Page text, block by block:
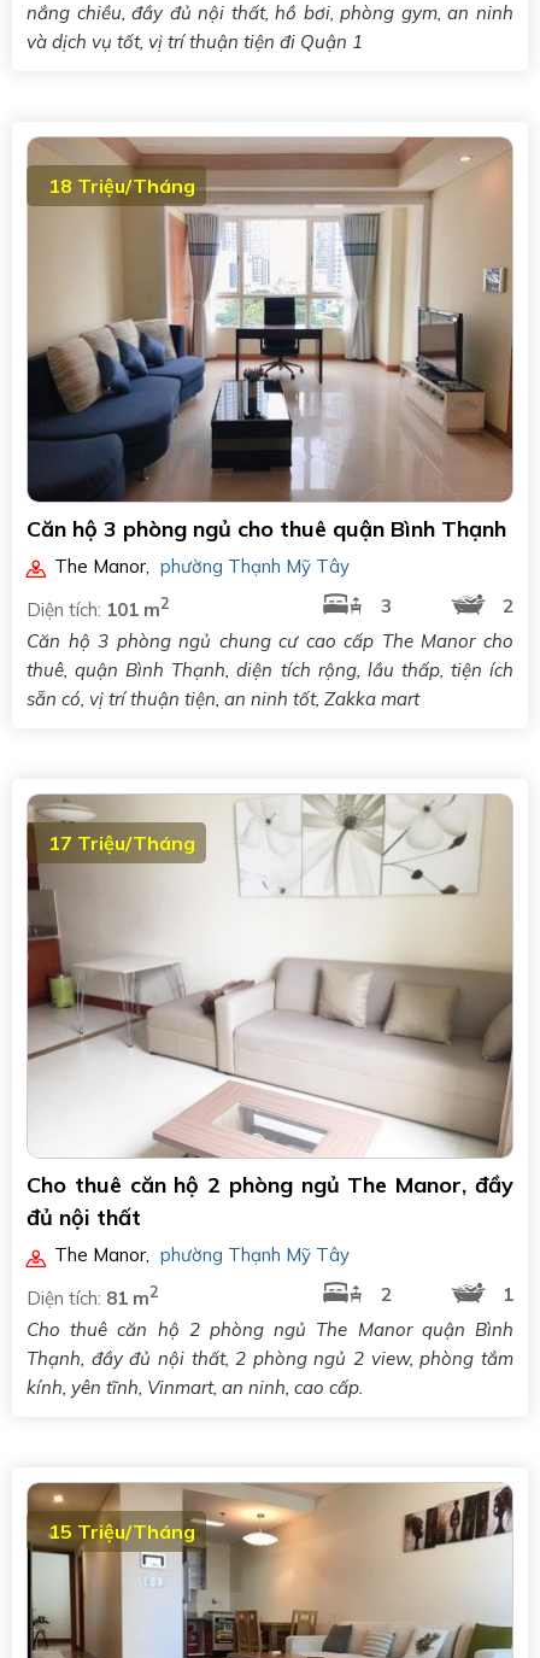
nắng chiều, đầy đủ nội thất, hồ bơi, phòng gym, an ninh
và dịch vụ tốt, vị trí thuận tiện đi Quận 1
18 Triệu/Tháng
Căn hộ 3 phòng ngủ cho thuê quận Bình Thạnh
The Manor
phường Thạnh Mỹ Tây
Diện tích: 101 m2 3
2
Căn hộ 3 phòng ngủ chung cư cao cấp The Manor cho
thuê, quận Bình Thạnh, diện tích rộng, lầu thấp, tiện ích
sẵn có, vị trí thuận tiện, an ninh tốt, Zakka mart
17 Triệu/Tháng
Cho thuê căn hộ 2 phòng ngủ The Manor, đầy
đủ nội thất
The Manor, phường Thạnh Mỹ Tây
Diện tích: 81 m2 2
1
Cho thuê căn hộ 2 phòng ngủ The Manor quận Bình
Thạnh, đầy đủ nội thất, 2 phòng ngủ 2 view, phòng tắm
kính, yên tĩnh, Vinmart, an ninh, cao cấp.
15 Triệu/Tháng